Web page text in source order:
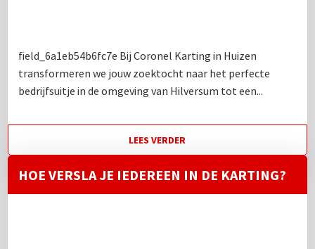
field_6a1eb54b6fc7e Bij Coronel Karting in Huizen
transformeren we jouw zoektocht naar het perfecte
bedrijfsuitje in de omgeving van Hilversum tot een...
LEES VERDER
HOE VERSLA JE IEDEREEN IN DE KARTING?